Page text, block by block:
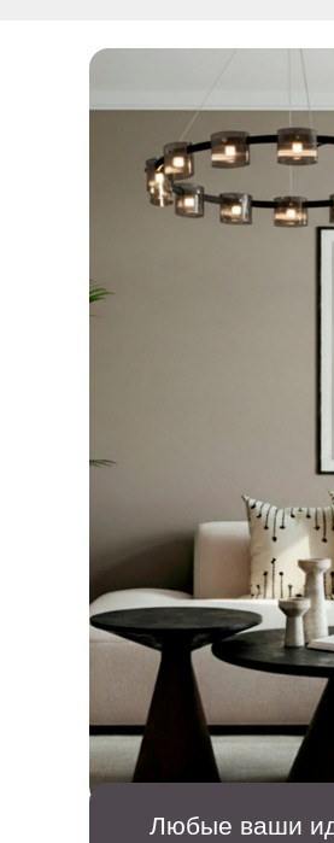
Любые ваши
воплощаем в